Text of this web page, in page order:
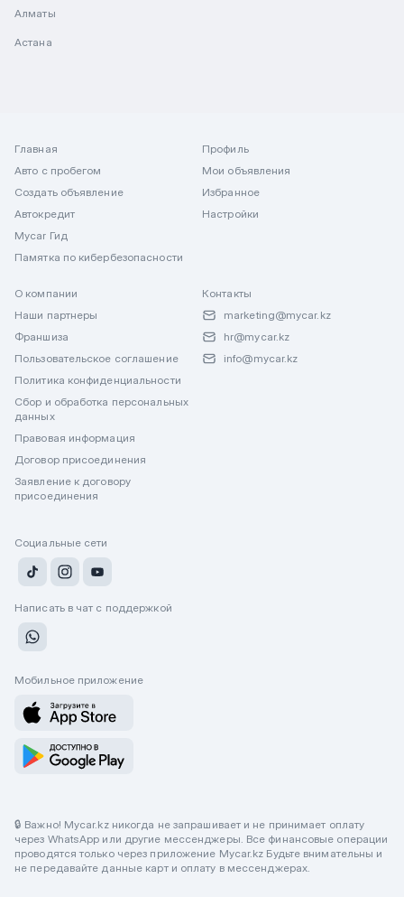
Алматы
Астана
Главная
Авто с пробегом
Создать объявление
Автокредит
Mycar Гид
Памятка по кибербезопасности
Профиль
Мои объявления
Избранное
Настройки
О компании
Наши партнеры
Франшиза
Пользовательское соглашение
Политика конфиденциальности
Сбор и обработка персональных
данных
Правовая информация
Договор присоединения
Заявление к договору
присоединения
Контакты
marketing@mycar.kz
hr@mycar.kz
info@mycar.kz
Социальные сети
Написать в чат с поддержкой
Мобильное приложение
🔒 Важно! Mycar.kz никогда не запрашивает и не принимает оплату
через WhatsApp или другие мессенджеры. Все финансовые операции
проводятся только через приложение Mycar.kz Будьте внимательны и
не передавайте данные карт и оплату в мессенджерах.